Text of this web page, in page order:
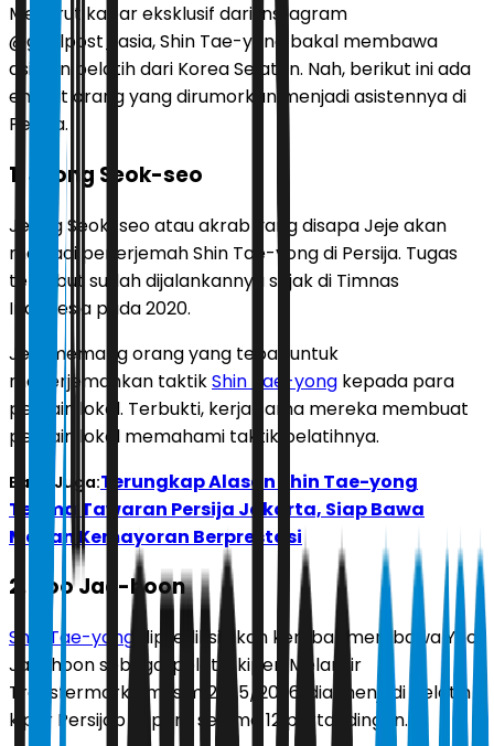
Menurut kabar eksklusif dari Instagram
@goalpost_asia, Shin Tae-yong bakal membawa
asisten pelatih dari Korea Selatan. Nah, berikut ini ada
empat orang yang dirumorkan menjadi asistennya di
Persija.
1. Jeong Seok-seo
Jeong Seok-seo atau akrab yang disapa Jeje akan
menjadi penerjemah Shin Tae-yong di Persija. Tugas
tersebut sudah dijalankannya sejak di Timnas
Indonesia pada 2020.
Jeje memang orang yang tepat untuk
menerjemahkan taktikShin Tae-yong kepada para
pemain lokal. Terbukti, kerja sama mereka membuat
pemain lokal memahami taktik pelatihnya.
Baca Juga:Terungkap Alasan Shin Tae-yong
Terima Tawaran Persija Jakarta, Siap Bawa
Macan Kemayoran Berprestasi
2. Yoo Jae-hoon
Shin Tae-yong diprediksi akan kembali membawa Yoo
Jae-hoon sebagai pelatih kiper. Melansir
Transfermarkt, musim 2025/2026, dia menjadi pelatih
kiper Persijap Jepara selama 12 pertandingan.